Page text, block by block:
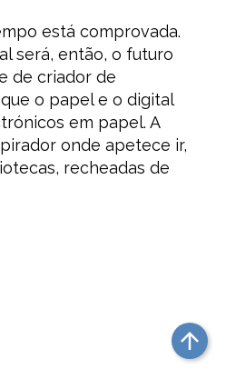
arrow_upward
está comprovada.
será, então, o futuro
de criador de
o papel e o digital
em papel. A
onde apetece ir,
recheadas de